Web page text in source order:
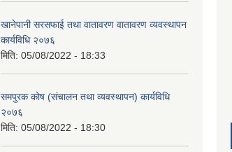
खानेपानी सरसफाई तथा वातावरण वातावरण व्यवस्थापन
कार्यविधि २०७६
मिति: 05/08/2022 - 18:33
समपुरक कोष (संचालन तथा व्यवस्थापन) कार्यविधि
२०७६
मिति: 05/08/2022 - 18:30